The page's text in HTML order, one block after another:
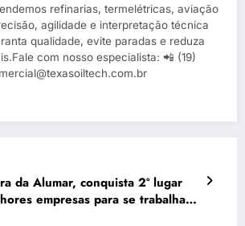
refinarias, termelétricas, aviação
agilidade e interpretação técnica
qualidade, evite paradas e reduza
com nosso especialista: 📲 (19)
da Alumar, conquista 2º lugar
empresas para se trabalhar